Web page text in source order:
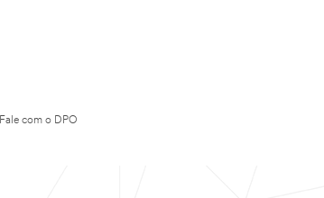
Fale com o DPO